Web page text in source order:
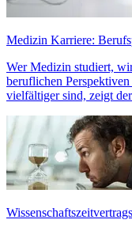
Medizin Karriere:
Wer Medizin studiert,
beruflichen
vielfältiger sind, zeigt